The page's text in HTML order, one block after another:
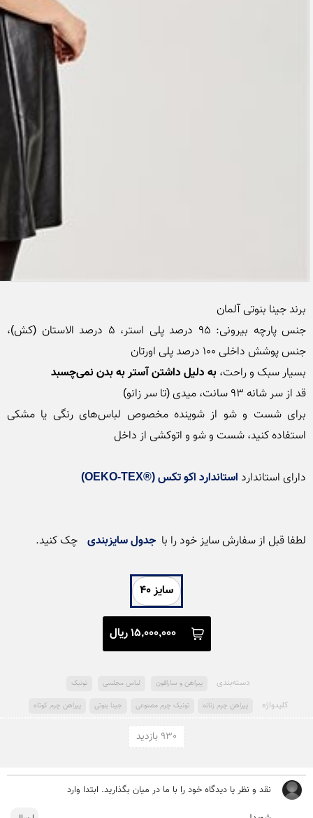
سایز 40
15,000,000 ریال
بسیار سبک و راحت، به دلیل داشتن آستر به بدن نمی‌چسبد
دارای استاندارد استاندارد اکو تکس (®OEKO-TEX)
لطفا قبل از سفارش سایز خود را با جدول سایزبندی چک کنید.
دسته‌بندی پیراهن و سارافون لباس مجلسی تونیک
کلید‌واژه پیراهن چرم زنانه تونیک چرم مصنوعی جینا بنوتی پیراهن چرم کوتاه
930 بازدید